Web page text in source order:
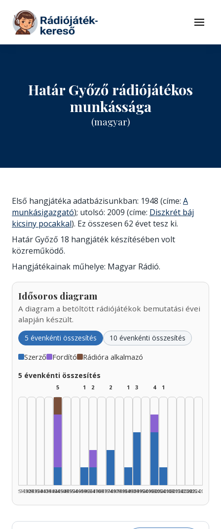
Tovább a tartalomhoz
Menü
Határ Győző rádiójátékos
munkássága
(magyar)
Első hangjátéka adatbázisunkban: 1948 (címe: A
munkásigazgató); utolsó: 2009 (címe: Diszkrét báj
kicsiny pocakkal). Ez összesen 62 évet tesz ki.
Határ Győző 18 hangjáték készítésében volt
közreműködő.
Hangjátékainak műhelye: Magyar Rádió.
Idősoros diagram
A diagram a betöltött rádiójátékok bemutatási évei
alapján készült.
5 évenkénti összesítés 10 évenkénti összesítés
Szerző Fordító Rádióra alkalmazó
5 évenkénti összesítés
1925–1929
1930–1934
1935–1939
1940–1944
5
1945–1949
1950–1954
1955–1959
1
1960–1964
2
1965–1969
1970–1974
2
1975–1979
1980–1984
1
1985–1989
3
1990–1994
1995–1999
4
2000–2004
1
2005–2009
2010–2014
2015–2019
2020–2024
2025–2026